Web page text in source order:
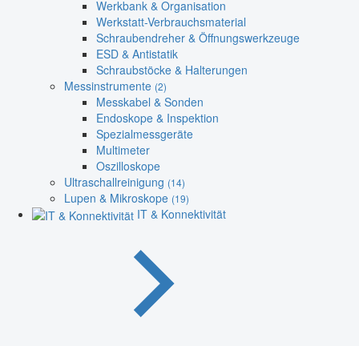
Werkbank & Organisation
Werkstatt-Verbrauchsmaterial
Schraubendreher & Öffnungswerkzeuge
ESD & Antistatik
Schraubstöcke & Halterungen
Messinstrumente (2)
Messkabel & Sonden
Endoskope & Inspektion
Spezialmessgeräte
Multimeter
Oszilloskope
Ultraschallreinigung (14)
Lupen & Mikroskope (19)
IT & Konnektivität